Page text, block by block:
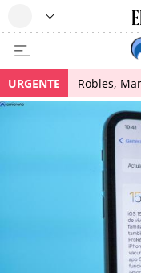
URGENTE Robles,